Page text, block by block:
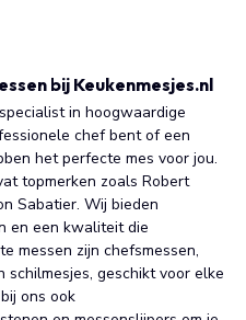
bij Keukenmesjes.nl
in hoogwaardige
chef bent of een
het perfecte mes voor jou.
topmerken zoals Robert
Sabatier. Wij bieden
en een kwaliteit die
messen zijn chefsmessen,
schilmesjes, geschikt voor elke
ons ook